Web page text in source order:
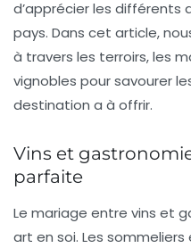
d’apprécier les différents
pays. Dans cet article,
à travers les terroirs, les
vignobles pour savourer
destination a à offrir.
Vins et
parfaite
Le mariage entre vins et
art en soi. Les